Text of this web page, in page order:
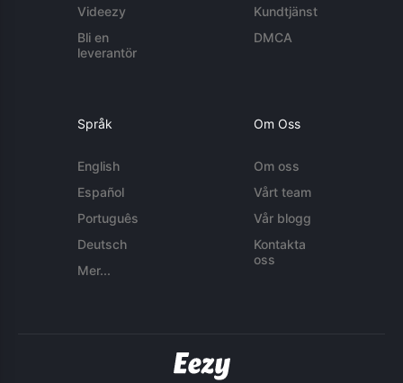
Videezy
Bli en
leverantör
Kundtjänst
DMCA
Språk
English
Español
Português
Deutsch
Mer...
Om Oss
Om oss
Vårt team
Vår blogg
Kontakta
oss